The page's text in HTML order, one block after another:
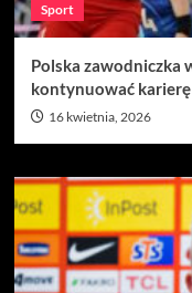
Sport
Polska zawodniczka
kontynuować karierę
16 kwietnia, 2026